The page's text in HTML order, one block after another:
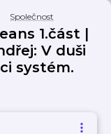
Společnost
1.část |
V duši
systém.